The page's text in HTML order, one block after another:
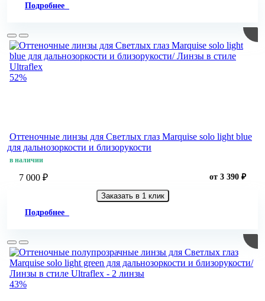
Подробнее
52%
Оттеночные линзы для Светлых глаз Marquise solo light blue
для дальнозоркости и близорукости
в наличии
7 000 ₽ от 3 390 ₽
Заказать в 1 клик
Подробнее
43%